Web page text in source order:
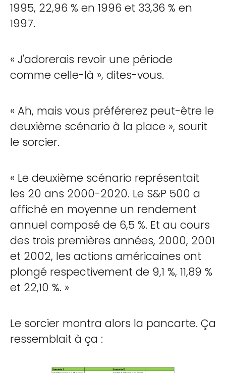
1995, 22,96 % en 1996 et 33,36 % en
1997.
« J'adorerais revoir une période
comme celle-là », dites-vous.
« Ah, mais vous préférerez peut-être le
deuxième scénario à la place », sourit
le sorcier.
« Le deuxième scénario représentait
les 20 ans 2000-2020. Le S&P 500 a
affiché en moyenne un rendement
annuel composé de 6,5 %. Et au cours
des trois premières années, 2000, 2001
et 2002, les actions américaines ont
plongé respectivement de 9,1 %, 11,89 %
et 22,10 %. »
Le sorcier montra alors la pancarte. Ça
ressemblait à ça :